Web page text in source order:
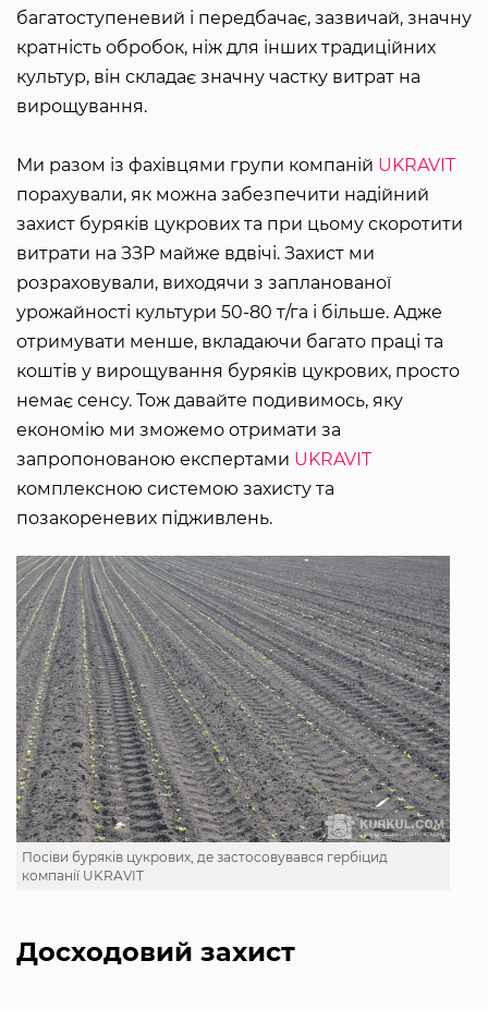
багатоступеневий і передбачає, зазвичай, значну
кратність обробок, ніж для інших традиційних
культур, він складає значну частку витрат на
вирощування.
Ми разом із фахівцями групи компаній UKRAVIT
порахували, як можна забезпечити надійний
захист буряків цукрових та при цьому скоротити
витрати на ЗЗР майже вдвічі. Захист ми
розраховували, виходячи з запланованої
урожайності культури 50-80 т/га і більше. Адже
отримувати менше, вкладаючи багато праці та
коштів у вирощування буряків цукрових, просто
немає сенсу. Тож давайте подивимось, яку
економію ми зможемо отримати за
запропонованою експертами UKRAVIT
комплексною системою захисту та
позакореневих підживлень.
Посіви буряків цукрових, де застосовувався гербіцид
компанії UKRAVIT
Досходовий захист